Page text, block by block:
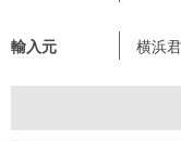
輸入元 横浜